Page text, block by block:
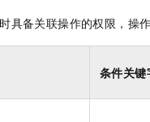
备关联操作的权限，操作
条件关键